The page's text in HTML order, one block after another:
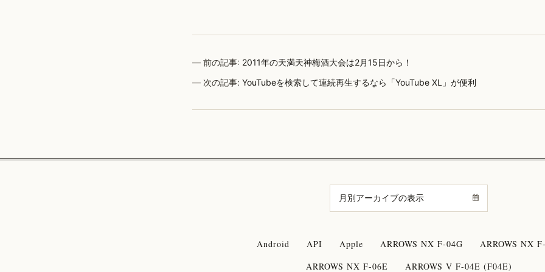
前の記事: 2011年の天満天神梅酒大会は2月15日から！
次の記事:YouTubeを検索して連続再生するなら「YouTube XL」が便利
Android API Apple ARROWS NX F-04G
ARROWS NX
ARROWS NX F-06E
ARROWS V F-04E (F04E)